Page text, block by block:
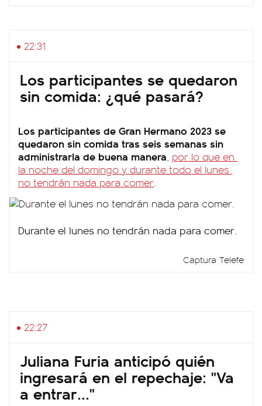
22:31
Los participantes se quedaron
sin comida: ¿qué pasará?
Los participantes de Gran Hermano 2023 se
quedaron sin comida tras seis semanas sin
administrarla de buena manera, por lo que en
la noche del domingo y durante todo el lunes
no tendrán nada para comer.
Durante el lunes no tendrán nada para comer.
Captura Telefe
22:27
Juliana Furia anticipó quién
ingresará en el repechaje: "Va
a entrar..."